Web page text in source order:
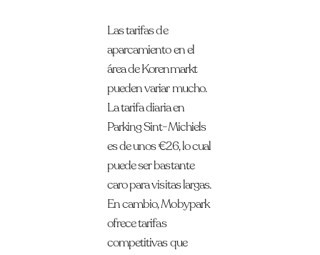
Las tarifas de
aparcamiento en el
área de Korenmarkt
pueden variar mucho.
La tarifa diaria en
Parking Sint-Michiels
es de unos €26, lo cual
puede ser bastante
caro para visitas largas.
En cambio, Mobypark
ofrece tarifas
competitivas que